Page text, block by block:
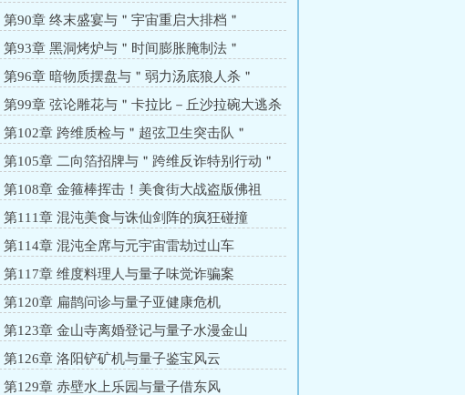
第90章 终末盛宴与＂宇宙重启大排档＂
第93章 黑洞烤炉与＂时间膨胀腌制法＂
第96章 暗物质摆盘与＂弱力汤底狼人杀＂
第99章 弦论雕花与＂卡拉比－丘沙拉碗大逃杀
＂第102章 跨维质检与＂超弦卫生突击队＂
第105章 二向箔招牌与＂跨维反诈特别行动＂
第108章 金箍棒挥击！美食街大战盗版佛祖
第111章 混沌美食与诛仙剑阵的疯狂碰撞
第114章 混沌全席与元宇宙雷劫过山车
第117章 维度料理人与量子味觉诈骗案
第120章 扁鹊问诊与量子亚健康危机
第123章 金山寺离婚登记与量子水漫金山
第126章 洛阳铲矿机与量子鉴宝风云
第129章 赤壁水上乐园与量子借东风